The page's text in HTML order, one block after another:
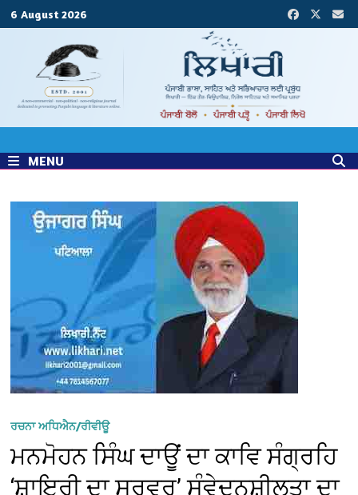
6 August 2026
MENU
ਰਚਨਾ ਅਧਿਐਨ/ਰੀਵੀਊ
ਮਨਮੋਹਨ ਸਿੰਘ ਦਾਊਂ ਦਾ ਕਾਵਿ ਸੰਗ੍ਰਹਿ
‘ਸ਼ਾਇਰੀ ਦਾ ਸਰਵਰ’ ਸੰਵੇਦਨਸ਼ੀਲਤਾ ਦਾ